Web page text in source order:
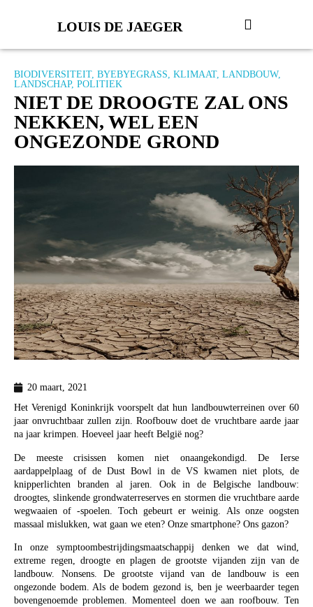
LOUIS DE JAEGER
BIODIVERSITEIT, BYEBYEGRASS, KLIMAAT, LANDBOUW,
LANDSCHAP, POLITIEK
NIET DE DROOGTE ZAL ONS
NEKKEN, WEL EEN
ONGEZONDE GROND
20 maart, 2021
Het Verenigd Koninkrijk voorspelt dat hun landbouwterreinen over 60
jaar onvruchtbaar zullen zijn. Roofbouw doet de vruchtbare aarde jaar
na jaar krimpen. Hoeveel jaar heeft België nog?
De meeste crisissen komen niet onaangekondigd. De Ierse
aardappelplaag of de Dust Bowl in de VS kwamen niet plots, de
knipperlichten branden al jaren. Ook in de Belgische landbouw:
droogtes, slinkende grondwaterreserves en stormen die vruchtbare aarde
wegwaaien of -spoelen. Toch gebeurt er weinig. Als onze oogsten
massaal mislukken, wat gaan we eten? Onze smartphone? Ons gazon?
In onze symptoombestrijdingsmaatschappij denken we dat wind,
extreme regen, droogte en plagen de grootste vijanden zijn van de
landbouw. Nonsens. De grootste vijand van de landbouw is een
ongezonde bodem. Als de bodem gezond is, ben je weerbaarder tegen
bovengenoemde problemen. Momenteel doen we aan roofbouw. Ten